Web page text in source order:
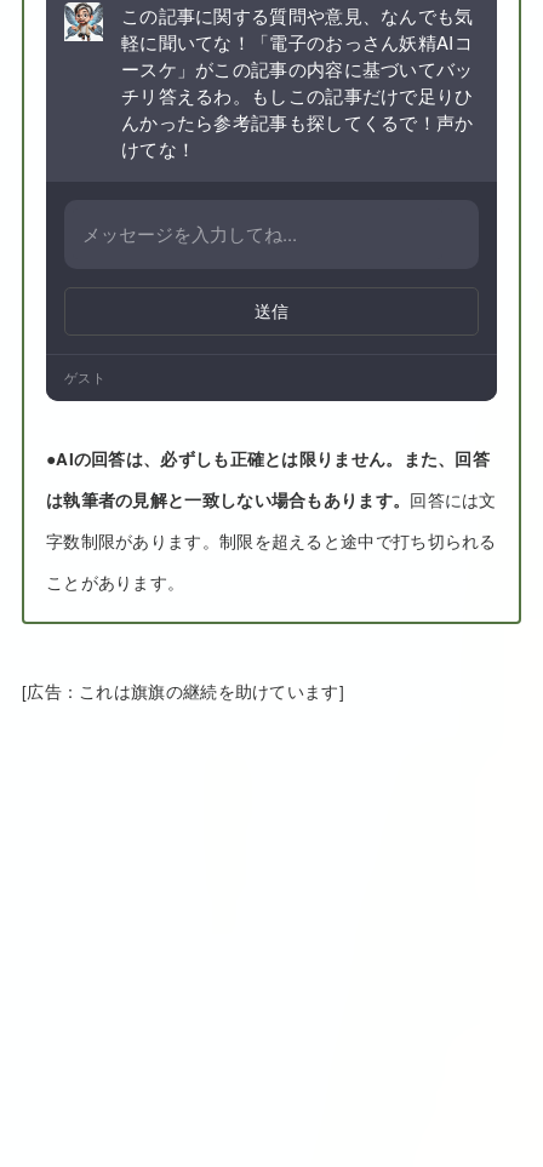
この記事に関する質問や意見、なんでも気
軽に聞いてな！「電子のおっさん妖精AIコ
ースケ」がこの記事の内容に基づいてバッ
チリ答えるわ。もしこの記事だけで足りひ
んかったら参考記事も探してくるで！声か
けてな！
送信
ゲスト
●AIの回答は、必ずしも正確とは限りません。また、回答
は執筆者の見解と一致しない場合もあります。 回答には文
字数制限があります。制限を超えると途中で打ち切られる
ことがあります。
[広告：これは旗旗の継続を助けています]